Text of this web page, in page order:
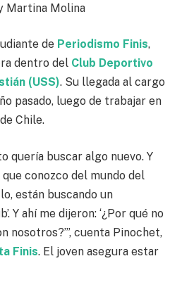
Martina Molina
de Periodismo Finis,
dentro del Club Deportivo
(USS). Su llegada al cargo
pasado, luego de trabajar en
Chile.
quería buscar algo nuevo. Y
que conozco del mundo del
están buscando un
Y ahí me dijeron: ‘¿Por qué no
nosotros?’”, cuenta Pinochet,
Finis. El joven asegura estar